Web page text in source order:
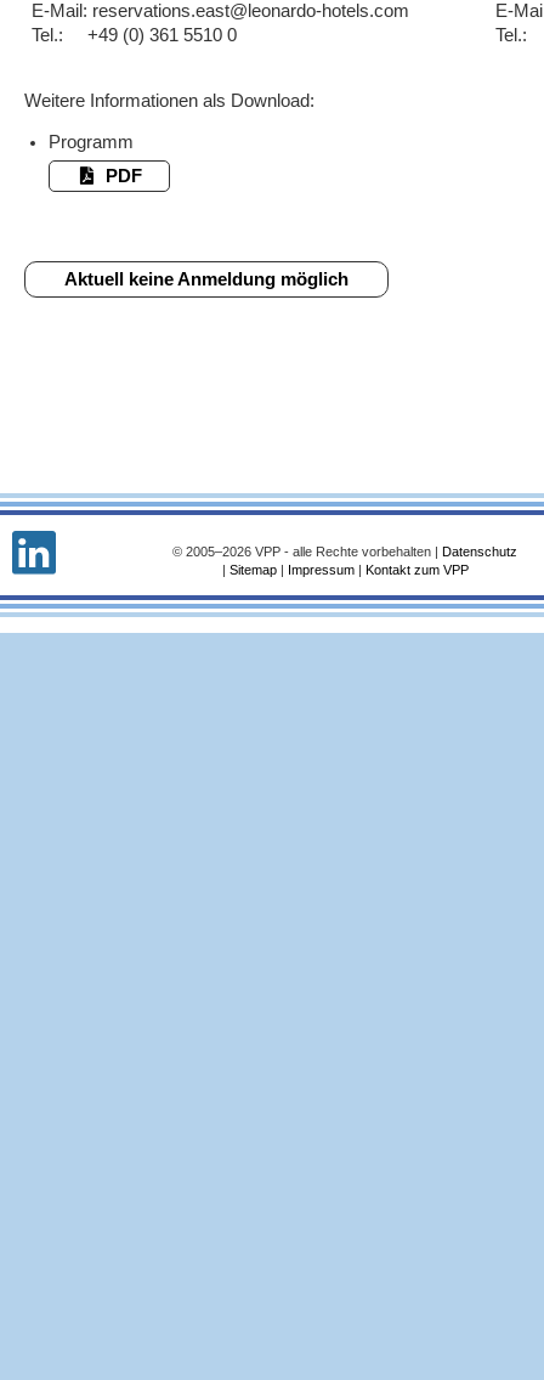
E-Mail: reservations.east@leonardo-hotels.com
Tel.: +49 (0) 361 5510 0
E-
Weitere Informationen als Download:
Programm
PDF
Aktuell keine Anmeldung möglich
© 2005–2026 VPP - alle Rechte vorbehalten | Datenschutz
| Sitemap| Impressum| Kontakt zum VPP